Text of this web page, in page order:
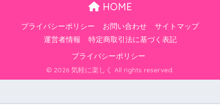
HOME
プライバシーポリシー お問い合わせ
サイトマップ
運営者情報
特定商取引法に基づく表記
プライバシーポリシー
© 2026 気軽に楽しく All rights reserved.